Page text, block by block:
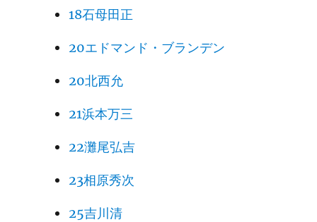
18石母田正
20エドマンド・ブランデン
20北西允
21浜本万三
22灘尾弘吉
23相原秀次
25吉川清